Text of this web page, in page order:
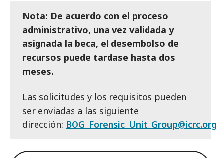
Nota: De acuerdo con el proceso
administrativo, una vez validada y
asignada la beca, el desembolso de
recursos puede tardase hasta dos
meses.
Las solicitudes y los requisitos pueden
ser enviadas a las siguiente
dirección: BOG_Forensic_Unit_Group@icrc.org